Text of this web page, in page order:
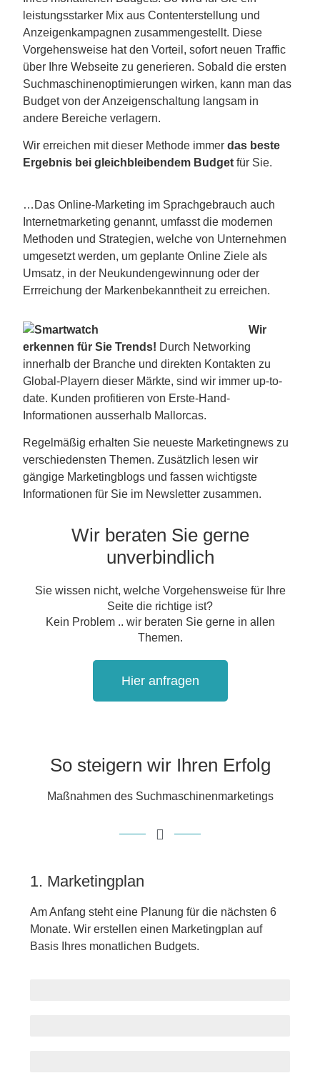
leistungsstarker Mix aus Contenterstellung und
Anzeigenkampagnen zusammengestellt. Diese
Vorgehensweise hat den Vorteil, sofort neuen Traffic
über Ihre Webseite zu generieren. Sobald die ersten
Suchmaschinenoptimierungen wirken, kann man das
Budget von der Anzeigenschaltung langsam in
andere Bereiche verlagern.
Wir erreichen mit dieser Methode immerdas beste
Ergebnis bei gleichbleibendem Budget für Sie.
…Das Online-Marketing im Sprachgebrauch auch
Internetmarketing genannt, umfasst die modernen
Methoden und Strategien, welche von Unternehmen
umgesetzt werden, um geplante Online Ziele als
Umsatz, in der Neukundengewinnung oder der
Errreichung der Markenbekanntheit zu erreichen.
Wir
erkennen für Sie Trends! Durch Networking
innerhalb der Branche und direkten Kontakten zu
Global-Playern dieser Märkte, sind wir immer up-to-
date. Kunden profitieren von Erste-Hand-
Informationen ausserhalb Mallorcas.
Regelmäßig erhalten Sie neueste Marketingnews zu
verschiedensten Themen. Zusätzlich lesen wir
gängige Marketingblogs und fassen wichtigste
Informationen für Sie im Newsletter zusammen.
Wir beraten Sie gerne
unverbindlich
Sie wissen nicht, welche Vorgehensweise für Ihre
Seite die richtige ist?
Kein Problem .. wir beraten Sie gerne in allen
Themen.
Hier anfragen
So steigern wir Ihren Erfolg
Maßnahmen des Suchmaschinenmarketings
1. Marketingplan
Am Anfang steht eine Planung für die nächsten 6
Monate. Wir erstellen einen Marketingplan auf
Basis Ihres monatlichen Budgets.